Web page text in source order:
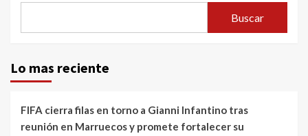
Buscar
Lo mas reciente
FIFA cierra filas en torno a Gianni Infantino tras
reunión en Marruecos y promete fortalecer su